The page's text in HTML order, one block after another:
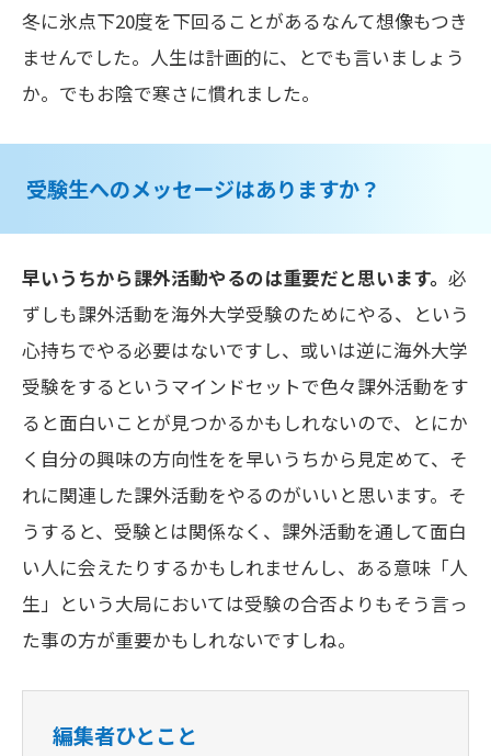
冬に氷点下20度を下回ることがあるなんて想像もつき
ませんでした。人生は計画的に、とでも言いましょう
か。でもお陰で寒さに慣れました。
受験生へのメッセージはありますか？
早いうちから課外活動やるのは重要だと思います。 必
ずしも課外活動を海外大学受験のためにやる、という
心持ちでやる必要はないですし、或いは逆に海外大学
受験をするというマインドセットで色々課外活動をす
ると面白いことが見つかるかもしれないので、とにか
く自分の興味の方向性をを早いうちから見定めて、そ
れに関連した課外活動をやるのがいいと思います。そ
うすると、受験とは関係なく、課外活動を通して面白
い人に会えたりするかもしれませんし、ある意味「人
生」という大局においては受験の合否よりもそう言っ
た事の方が重要かもしれないですしね。
編集者ひとこと